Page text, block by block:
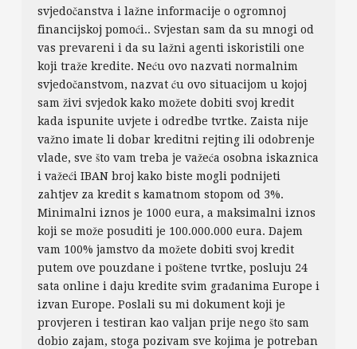
svjedočanstva i lažne informacije o ogromnoj
financijskoj pomoći.. Svjestan sam da su mnogi od
vas prevareni i da su lažni agenti iskoristili one
koji traže kredite. Neću ovo nazvati normalnim
svjedočanstvom, nazvat ću ovo situacijom u kojoj
sam živi svjedok kako možete dobiti svoj kredit
kada ispunite uvjete i odredbe tvrtke. Zaista nije
važno imate li dobar kreditni rejting ili odobrenje
vlade, sve što vam treba je važeća osobna iskaznica
i važeći IBAN broj kako biste mogli podnijeti
zahtjev za kredit s kamatnom stopom od 3%.
Minimalni iznos je 1000 eura, a maksimalni iznos
koji se može posuditi je 100.000.000 eura. Dajem
vam 100% jamstvo da možete dobiti svoj kredit
putem ove pouzdane i poštene tvrtke, posluju 24
sata online i daju kredite svim građanima Europe i
izvan Europe. Poslali su mi dokument koji je
provjeren i testiran kao valjan prije nego što sam
dobio zajam, stoga pozivam sve kojima je potreban